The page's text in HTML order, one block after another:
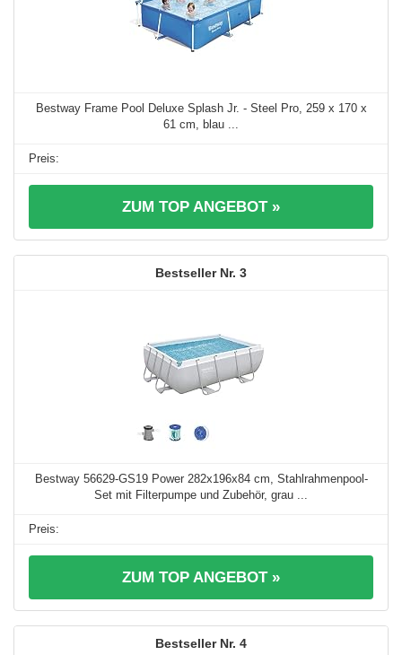
Bestway Frame Pool Deluxe Splash Jr. - Steel Pro, 259 x 170 x
61 cm, blau ...
ZUM TOP ANGEBOT »
3
Bestway 56629-GS19 Power 282x196x84 cm, Stahlrahmenpool-
Set mit Filterpumpe und Zubehör, grau ...
ZUM TOP ANGEBOT »
4